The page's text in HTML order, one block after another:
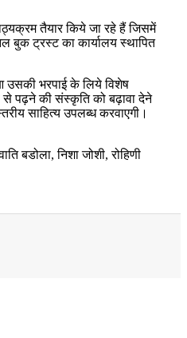
तैयार किये जा रहे हैं जिसमें
बुक ट्रस्ट का कार्यालय स्थापित
उसकी भरपाई के लिये विशेष
पढ़ने की संस्कृति को बढ़ावा देने
साहित्य उपलब्ध करवाएगी।
बडोला, निशा जोशी, रोहिणी